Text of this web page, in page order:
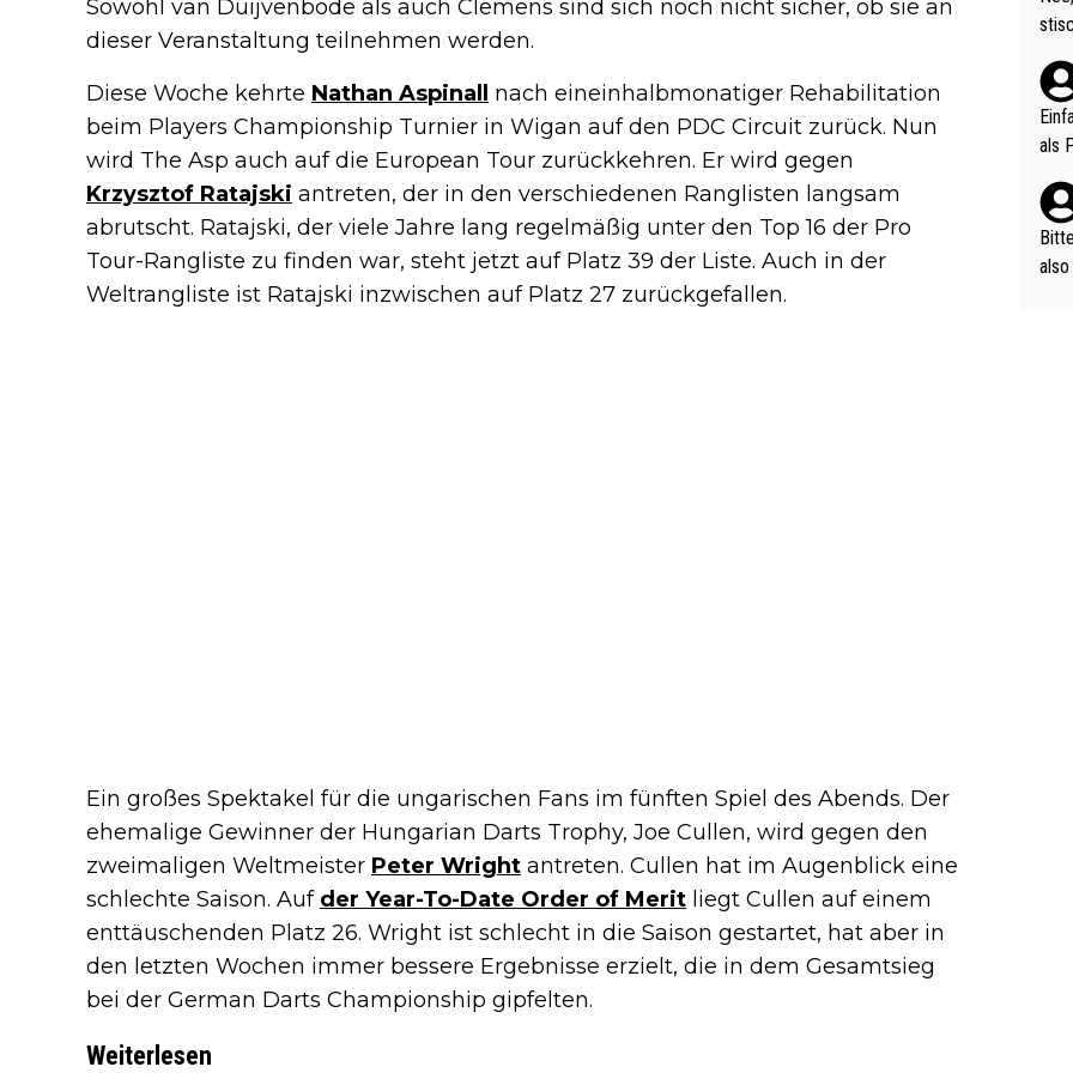
Sowohl van Duijvenbode als auch Clemens sind sich noch nicht sicher, ob sie an
dieser Veranstaltung teilnehmen werden.
Diese Woche kehrte Nathan Aspinall
nach eineinhalbmonatiger Rehabilitation
beim Players Championship Turnier in Wigan auf den PDC Circuit zurück. Nun
wird The Asp auch auf die European Tour zurückkehren. Er wird gegen
Krzysztof Ratajski antreten, der in den verschiedenen Ranglisten langsam
abrutscht. Ratajski, der viele Jahre lang regelmäßig unter den Top 16 der Pro
Tour-Rangliste zu finden war, steht jetzt auf Platz 39 der Liste. Auch in der
Weltrangliste ist Ratajski inzwischen auf Platz 27 zurückgefallen.
Ein großes Spektakel für die ungarischen Fans im fünften Spiel des Abends. Der
ehemalige Gewinner der Hungarian Darts Trophy, Joe Cullen, wird gegen den
zweimaligen Weltmeister Peter Wright antreten. Cullen hat im Augenblick eine
schlechte Saison. Auf der Year-To-Date Order of Merit liegt Cullen auf einem
enttäuschenden Platz 26. Wright ist schlecht in die Saison gestartet, hat aber in
den letzten Wochen immer bessere Ergebnisse erzielt, die in dem Gesamtsieg
bei der German Darts Championship gipfelten.
Weiterlesen
(in
als
nes
ttler
vV
als